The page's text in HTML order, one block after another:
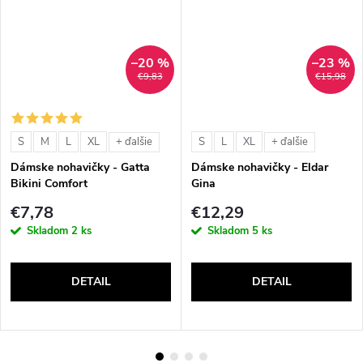
€9,83
–20 %
S M L XL + ďalšie
Dámske nohavičky - Gatta
Bikini Comfort
€7,78
Skladom 2 ks
DETAIL
€15,98
–23 %
S L XL + ďalšie
Dámske nohavičky - Eldar
Gina
€12,29
Skladom 5 ks
DETAIL